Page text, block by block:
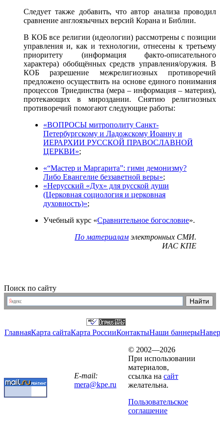
Следует также добавить, что автор анализа проводил
сравнение англоязычных версий Корана и Библии.
В КОБ все религии (идеологии) рассмотрены с позиции
управления и, как и технологии, отнесены к третьему
приоритету (информация факто-описательного
характера) обобщённых средств управления/оружия. В
КОБ разрешение межрелигиозных противоречий
предложено осуществить на основе единого понимания
процессов Триединства (мера – информация – материя),
протекающих в мироздании. Снятию религиозных
противоречий помогают следующие работы:
«ВОПРОСЫ митрополиту Санкт-
Петербургскому и Ладожскому Иоанну и
ИЕРАРХИИ РУССКОЙ ПРАВОСЛАВНОЙ
ЦЕРКВИ»;
«“Мастер и Маргарита”: гимн демонизму?
Либо Евангелие беззаветной веры»;
«Нерусский «Дух» для русской души
(Церковная социология и церковная
духовность)»;
Учебный курс «Сравнительное богословие».
По материалам электронных СМИ.
ИАС КПЕ
Поиск по сайту
ГлавнаяКарта сайтаКарта РоссииКонтактыНаши баннеры
E-mail:
mera@kpe.ru
© 2002—2026
При использовании
материалов,
ссылка на сайт
желательна.
Пользовательское
соглашение